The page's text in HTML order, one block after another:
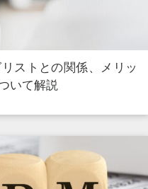
ストとの関係、メリッ
いて解説